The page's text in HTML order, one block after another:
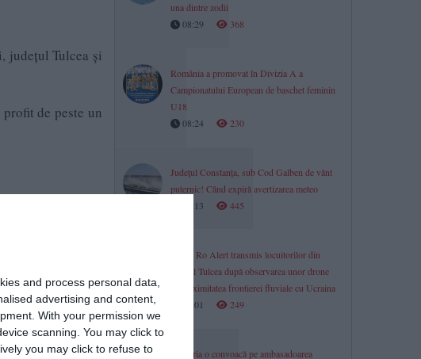
and process personal data,
advertising and content,
With your permission we
scanning. You may click to
you may click to refuse to
județul Tulcea și
de peste un
una dintre zodii
08:29
368
România a promovat în Divizia A a
Campionatului European de baschet feminin
U18
08:24
230
Județul Constanța, sub Cod Galben de vânt
puternic! Când expiră avertizarea meteo
08:13
445
Mesaj Ro Alert transmis locuitorilor din
județul Tulcea după observarea unor drone
în proximitatea frontierei fluviale cu Ucraina
08:01
249
Bulgaria o convoacă pe ambasadoarea